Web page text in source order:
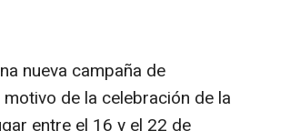
nueva campaña de
de la celebración de la
entre el 16 y el 22 de